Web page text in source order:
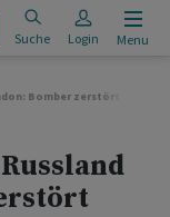
Suche Login Menu
Bomber zerstört